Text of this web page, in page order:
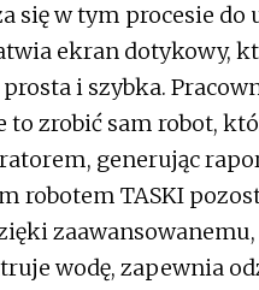
się w tym procesie
ekran dotykowy,
i szybka.
to zrobić sam robot,
generując
robotem TASKI
wodę, zapewnia